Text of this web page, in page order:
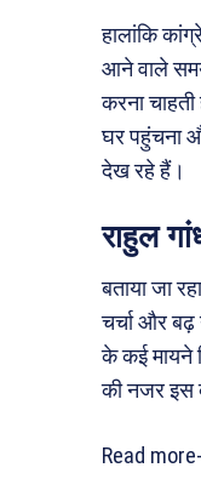
हालांकि
आने वाले
करना
घर पहुंचना
देख रहे हैं।
राहुल
बताया जा
चर्चा और बढ़
के कई मायने
की नजर इस
Read